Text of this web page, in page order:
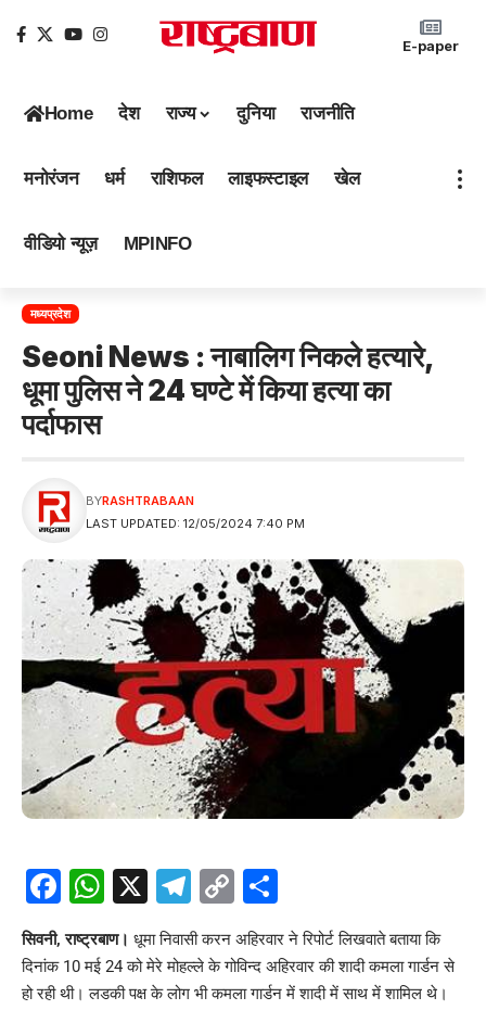
E-paper
Home देश राज्य दुनिया राजनीति
मनोरंजन धर्म राशिफल लाइफस्टाइल खेल
वीडियो न्यूज़ MPINFO
मध्यप्रदेश
Seoni News : नाबालिग निकले हत्यारे,
धूमा पुलिस ने 24 घण्टे में किया हत्या का
पर्दाफास
LAST UPDATED: 12/05/2024 7:40 PM
BYRASHTRABAAN
Facebook
WhatsApp
X Telegram
Copy
Link
सिवनी, राष्ट्रबाण। धूमा निवासी करन अहिरवार ने रिपोर्ट लिखवाते बताया कि
दिनांक 10 मई 24 को मेरे मोहल्ले के गोविन्द अहिरवार की शादी कमला गार्डन से
हो रही थी। लडकी पक्ष के लोग भी कमला गार्डन में शादी में साथ में शामिल थे।